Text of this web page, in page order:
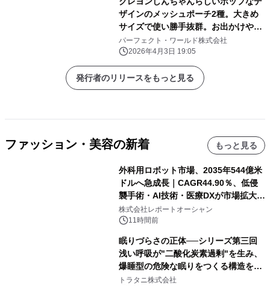
ザインのメッシュポーチ2種。大きめ
サイズで使い勝手抜群。お出かけや旅
行にぜひ！
パーフェクト・ワールド株式会社
2026年4月3日 19:05
発行者のリリースをもっと見る
ファッション・美容の新着 もっと見る
外科用ロボット市場、2035年544億米
ドルへ急成長｜CAGR44.90％、低侵
襲手術・AI技術・医療DXが市場拡大を
牽引
株式会社レポートオーシャン
11時間前
眠りづらさの正体──シリーズ第三回
浅い呼吸が"二酸化炭素過剰"を生み、
爆睡型の危険な眠りをつくる構造を解
説
トラタニ株式会社